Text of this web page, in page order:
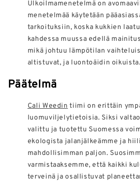
Ulkoilmamenetelmä on
menetelmää käytetään
tarkoituksiin, koska kukkien
kahdessa muussa edellä
mikä johtuu lämpötilan
altistuvat, ja luontoäidin oikuista.
Päätelmä
Cali Weedin tiimi on erittäin
luomuviljelytietoisia. Siksi
valittu ja tuotettu Suomessa
ekologista jalanjälkeämme ja
mahdollisimman paljon.
varmistaaksemme, että kaikki
terveinä ja osallistuvat